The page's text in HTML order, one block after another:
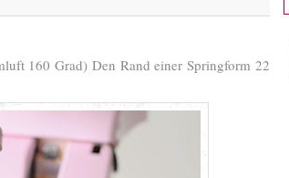
160 Grad) Den Rand einer Springform 22